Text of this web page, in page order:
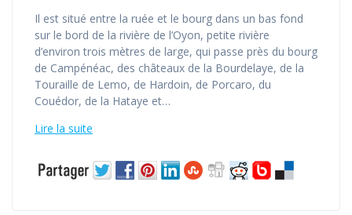
Il est situé entre la ruée et le bourg dans un bas fond
sur le bord de la rivière de l’Oyon, petite rivière
d’environ trois mètres de large, qui passe près du bourg
de Campénéac, des châteaux de la Bourdelaye, de la
Touraille de Lemo, de Hardoin, de Porcaro, du
Couédor, de la Hataye et…
Lire la suite